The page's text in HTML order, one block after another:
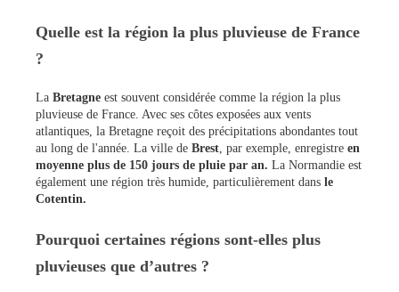
Quelle est la région la plus pluvieuse de France
?
La Bretagne est souvent considérée comme la région la plus
pluvieuse de France. Avec ses côtes exposées aux vents
atlantiques, la Bretagne reçoit des précipitations abondantes tout
au long de l'année. La ville de Brest , par exemple, enregistre en
moyenne plus de 150 jours de pluie par an. La Normandie est
également une région très humide, particulièrement dans le
Cotentin.
Pourquoi certaines régions sont-elles plus
pluvieuses que d’autres ?